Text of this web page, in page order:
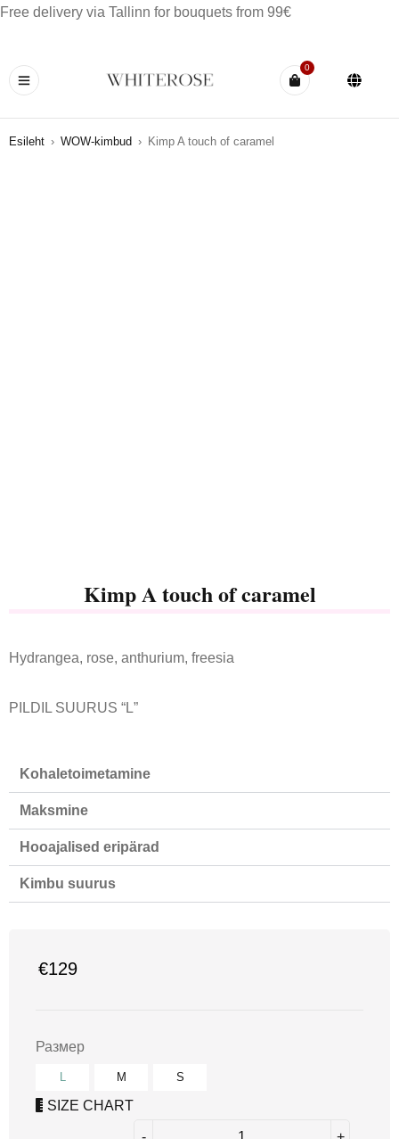
Free delivery via Tallinn for bouquets from 99€
0
Esileht › WOW-kimbud › Kimp A touch of caramel
Kimp A touch of caramel
Hydrangea, rose, anthurium, freesia
PILDIL SUURUS “L”
Kohaletoimetamine
Maksmine
Hooajalised eripärad
Kimbu suurus
€129
Размер
L M S
SIZE CHART